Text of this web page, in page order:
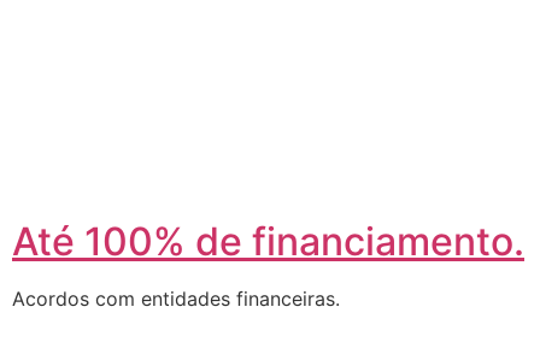
Até 100% de financiamento.
Acordos com entidades financeiras.